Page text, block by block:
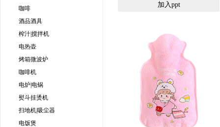
咖啡
酒品酒具
榨汁|搅拌机
电热壶
烤箱微波炉
咖啡机
电炉|电锅
熨斗挂烫机
扫地机|吸尘器
电饭煲
加入ppt